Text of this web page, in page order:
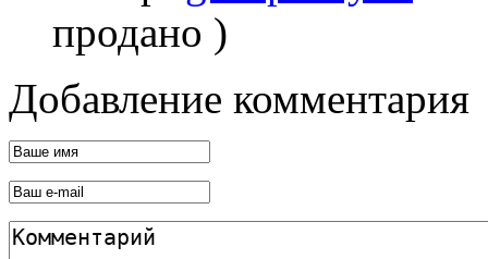
продано )
Добавление комментария